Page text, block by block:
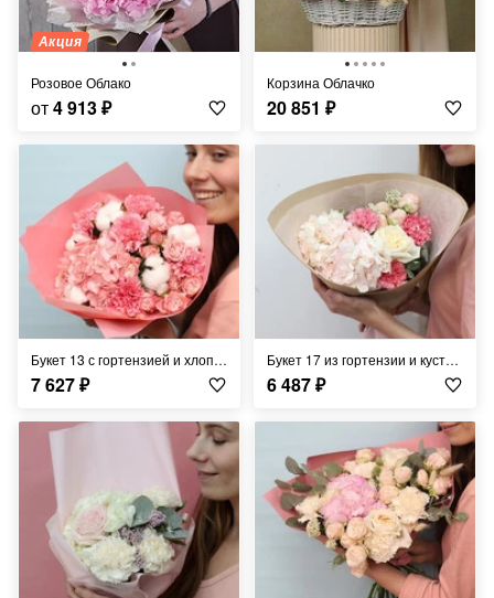
Акция
Розовое Облако
от4 913₽
Корзина Облачко
20 851 ₽
Букет 13 с гортензией и хлопком "Рассветы Флори"
7 627₽
Букет 17 из гортензии и кустовой розы "Гортензии Флори"
6 487₽